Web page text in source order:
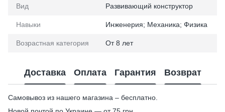
Вид Развивающий конструктор
Навыки Инженерия; Механика; Физика
Возрастная категория От 8 лет
Доставка Оплата Гарантия Возврат
Самовывоз из нашего магазина – бесплатно.